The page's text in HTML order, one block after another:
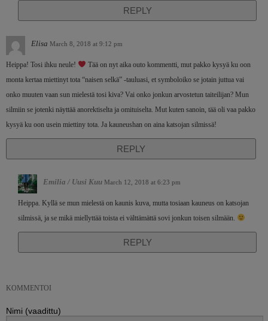
REPLY
Elisa March 8, 2018 at 9:12 pm
Heippa! Tosi ihku neule!
Tää on nyt aika outo kommentti, mut pakko kysyä ku oon
monta kertaa miettinyt tota “naisen selkä” -tauluasi, et symboloiko se jotain juttua vai
onko muuten vaan sun mielestä tosi kiva? Vai onko jonkun arvostetun taiteilijan? Mun
silmiin se jotenki näyttää anorektiselta ja omituiselta. Mut kuten sanoin, tää oli vaa pakko
kysyä ku oon usein miettiny tota. Ja kauneushan on aina katsojan silmissä!
REPLY
Emilia / Uusi Kuu March 12, 2018 at 6:23 pm
Heippa. Kyllä se mun mielestä on kaunis kuva, mutta tosiaan kauneus on katsojan
silmissä, ja se mikä miellyttää toista ei välttämättä sovi jonkun toisen silmään.
REPLY
KOMMENTOI
Nimi (vaadittu)